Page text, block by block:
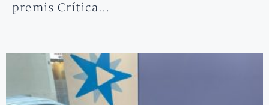
premis Crítica…